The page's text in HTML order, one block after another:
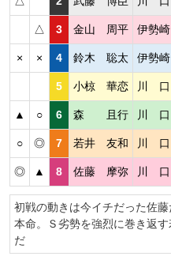
△ 3 金山 周平 伊勢崎
× × 4 鈴木 聡太 伊勢崎
5 小椋 華恋 川 口
▲ ○ 6 森 且行 川 口
○ ◎ 7 若井 友和 川 口
◎ ▲ 8 佐藤 摩弥 川 口
初戦の動きは今イチだった佐
本命。Ｓ劣勢を強烈に巻き返
だ